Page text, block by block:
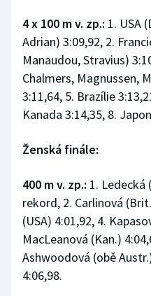
4 x 100 m v. zp.: 1. USA
Adrian) 3:09,92, 2.
Manaudou, Stravius)
Chalmers, Magnussen,
3:11,64, 5. Brazílie
Kanada 3:14,35, 8.
Ženská finále:
400 m v. zp.: 1. Ledecká
rekord, 2. Carlinová
(USA) 4:01,92, 4.
MacLeanová (Kan.)
Ashwoodová (obě
4:06,98.